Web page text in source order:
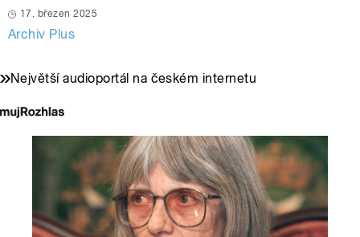
17. březen 2025
Archiv Plus
Největší audioportál na českém internetu